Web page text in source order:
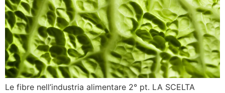
Le fibre nell’industria alimentare 2° pt. LA SCELTA